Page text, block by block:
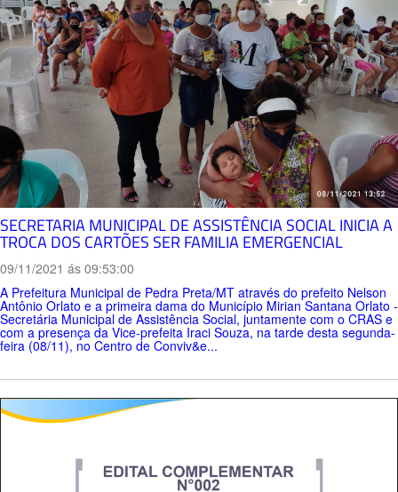
SECRETARIA MUNICIPAL DE ASSISTÊNCIA SOCIAL INICIA A
TROCA DOS CARTÕES SER FAMILIA EMERGENCIAL
09/11/2021 ás 09:53:00
A Prefeitura Municipal de Pedra Preta/MT através do prefeito Nelson
Antônio Orlato e a primeira dama do Município Mirian Santana Orlato -
Secretária Municipal de Assistência Social, juntamente com o CRAS e
com a presença da Vice-prefeita Iraci Souza, na tarde desta segunda-
feira (08/11), no Centro de Conviv&e...